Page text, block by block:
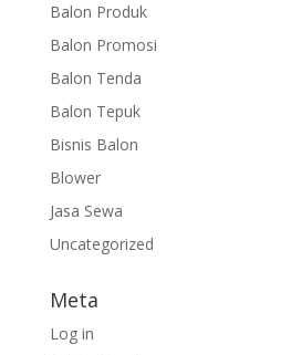
Balon Produk
Balon Promosi
Balon Tenda
Balon Tepuk
Bisnis Balon
Blower
Jasa Sewa
Uncategorized
Meta
Log in